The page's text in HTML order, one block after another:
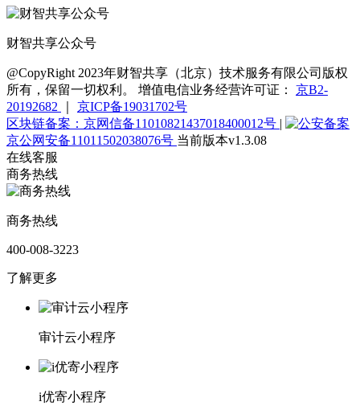
财智共享公众号
@CopyRight 2023年财智共享（北京）技术服务有限公司版权
所有，保留一切权利。 增值电信业务经营许可证： 京B2-
20192682
京ICP备19031702号
区块链备案：京网信备11010821437018400012号 |
京公网安备11011502038076号 当前版本v1.3.08
在线客服
商务热线
商务热线
400-008-3223
了解更多
审计云小程序
i优寄小程序